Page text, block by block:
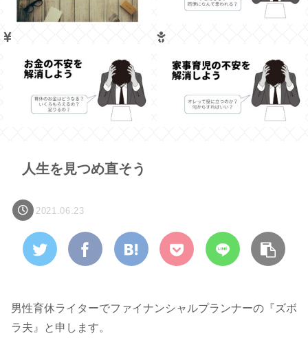
人生を見つめ直そう
2021.06.23
男性育休ライターでファイナンシャルプランナーの『ズボ
ラ夫』と申します。